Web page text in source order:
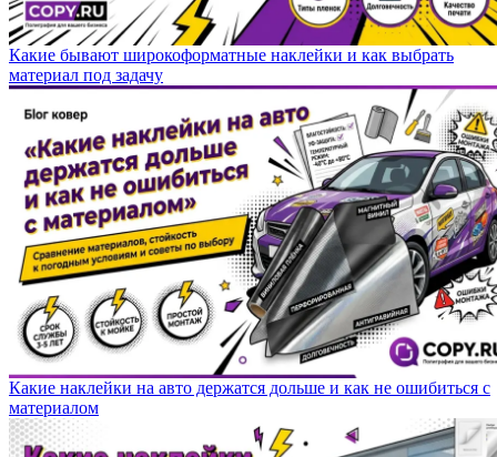
Какие бывают широкоформатные наклейки и как выбрать
материал под задачу
Какие наклейки на авто держатся дольше и как не ошибиться с
материалом